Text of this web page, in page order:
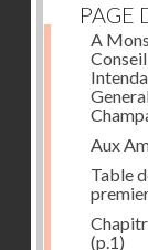
PAGE
A
Aux
Table
(p.1)